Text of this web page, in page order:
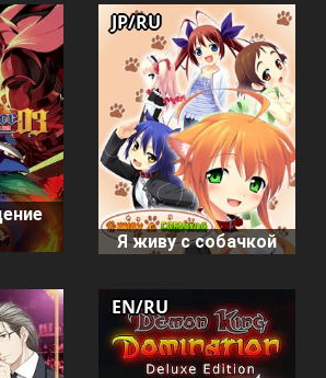
Я живу с собачкой
JP/RU
EN/RU